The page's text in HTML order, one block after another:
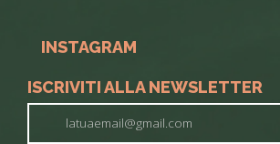
INSTAGRAM
ISCRIVITI ALLA NEWSLETTER